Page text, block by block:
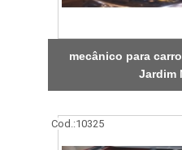
mecânico para
Jardim
Cod.:10325